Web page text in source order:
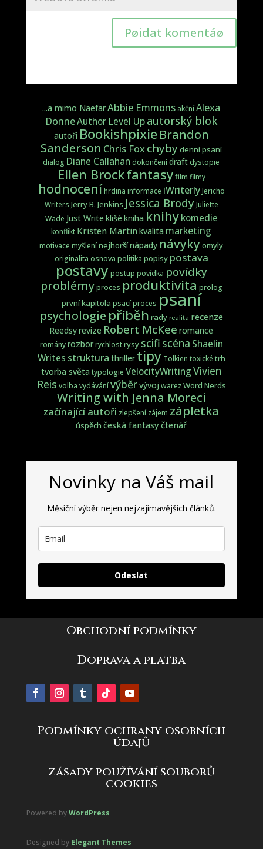
Pøidat komentáø
...a mimo NaefarAbbie Emmons akční Alexa
DonneAuthor Level Upautorský blok
autoři BookishpixieBrandon
Sanderson Chris Foxchybydenní psaní
dialog Diane Callahan dokončení draft dystopie
Ellen Brockfantasyfilm filmy
hodnoceníhrdina informace iWriterlyJericho
Writers Jerry B. Jenkins Jessica BrodyJuliette
Wade Just Write klišé kniha knihykomedie
konflikt Kristen Martinkvalita marketing
motivace myšlení nejhoršínápady návyky omyly
originalita osnova politika popisy postava
postavy postup povídka povídky
problémyproces produktivita prolog
první kapitola psací proces psaní
psychologie příběh rady realita recenze
Reedsyrevize Robert McKee romance
rományrozborrychlostrysy scifi scéna Shaelin
Writes struktura thriller tipy Tolkien toxické trh
tvorba světa typologie VelocityWriting Vivien
Reis volba vydávánívýběrvývoj warezWord Nerds
Writing with Jenna Moreci
začínající autoři zlepšení zájem zápletka
úspěch česká fantasyčtenář
Novinky na Váš mail
Měsíční výběr nejen nejzajímavějších článků.
Odeslat
Obchodní podmínky
Doprava a platba
Podmínky ochrany osobních
údajů
zásady používání souborů
cookies
Powered byWordPress
Designed by Elegant Themes